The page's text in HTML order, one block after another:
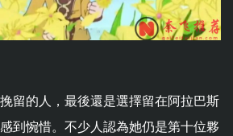
留的人，最後還是選擇留在阿拉巴斯
到惋惜。不少人認為她仍是第十位夥